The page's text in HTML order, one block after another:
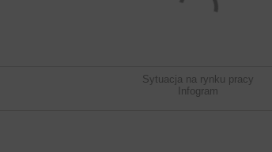
Sytuacja na rynku pracy
Infogram